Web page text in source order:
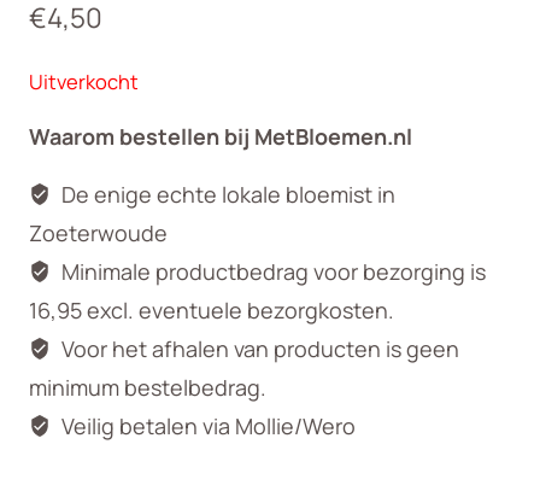
€4,50
Uitverkocht
Waarom bestellen bij MetBloemen.nl
De enige echte lokale bloemist in
Zoeterwoude
Minimale productbedrag voor bezorging is
16,95 excl. eventuele bezorgkosten.
Voor het afhalen van producten is geen
minimum bestelbedrag.
Veilig betalen via Mollie/Wero